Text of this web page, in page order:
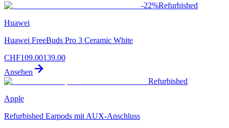
-22%Refurbished
Huawei
Huawei FreeBuds Pro 3 Ceramic White
CHF109.00139.00
Ansehen
Refurbished
Apple
Refurbished Earpods mit AUX-Anschluss